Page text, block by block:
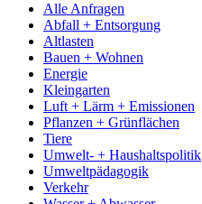
Alle Anfragen
Abfall + Entsorgung
Altlasten
Bauen + Wohnen
Energie
Kleingarten
Luft + Lärm + Emissionen
Pflanzen + Grünflächen
Tiere
Umwelt- + Haushaltspolitik
Umweltpädagogik
Verkehr